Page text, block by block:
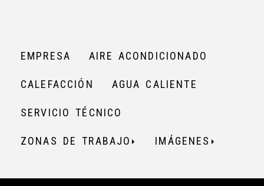
EMPRESA AIRE ACONDICIONADO
CALEFACCIÓN AGUA CALIENTE
SERVICIO TÉCNICO
ZONAS DE TRABAJO IMÁGENES